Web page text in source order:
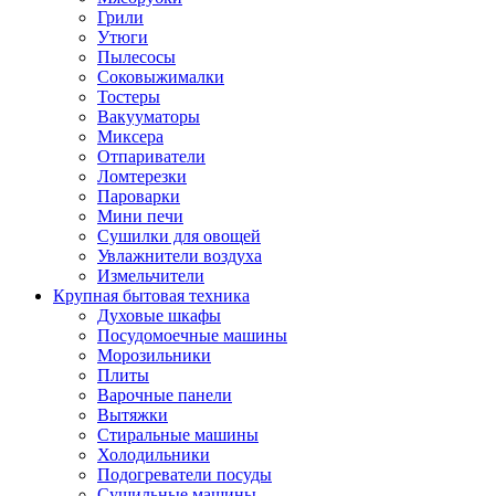
Грили
Утюги
Пылесосы
Соковыжималки
Тостеры
Вакууматоры
Миксера
Отпариватели
Ломтерезки
Пароварки
Мини печи
Сушилки для овощей
Увлажнители воздуха
Измельчители
Крупная бытовая техника
Духовые шкафы
Посудомоечные машины
Морозильники
Плиты
Варочные панели
Вытяжки
Стиральные машины
Холодильники
Подогреватели посуды